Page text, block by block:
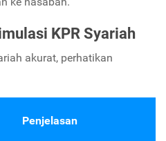
KPR Syariah
akurat, perhatikan
Penjelasan